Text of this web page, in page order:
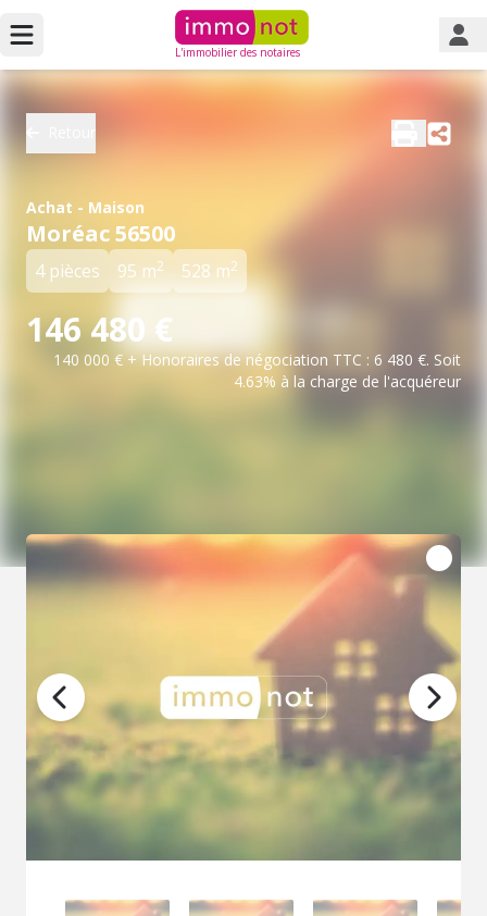
L'immobilier des notaires
Achat - Maison
Moréac 56500
4 pièces 95 m2 528 m2
146 480 €
140 000 € + Honoraires de négociation TTC : 6 480 €. Soit
4.63% à la charge de l'acquéreur